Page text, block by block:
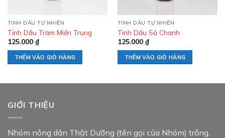
TINH DẦU TỰ NHIÊN
Tinh Dầu Tràm Miền Trung
125.000 ₫
THÊM VÀO GIỎ HÀNG
TINH DẦU TỰ NHIÊN
Tinh Dầu Sả Chanh
125.000 ₫
THÊM VÀO GIỎ HÀNG
GIỚI THIỆU
Nhóm nông dân Thật Dưỡng (tên gọi của Nhóm) trồng,